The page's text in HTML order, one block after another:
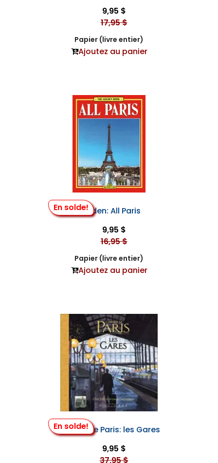
9,95 $
17,95 $
Papier (livre entier)
Ajoutez au panier
En solde!Golden: All Paris
9,95 $
16,95 $
Papier (livre entier)
Ajoutez au panier
En solde!
Carnet de Paris: les Gares
9,95 $
37,95 $